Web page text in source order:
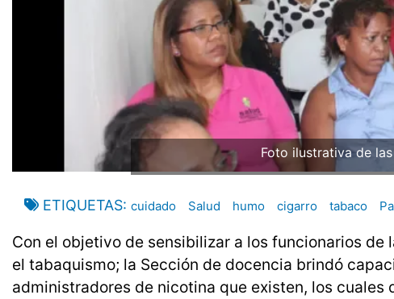
Foto ilustrativa de
ETIQUETAS cuidado Salud humo cigarro tabaco
Con el objetivo de sensibilizar a los funcionarios de
el tabaquismo; la Sección de docencia brindó
administradores de nicotina que existen, los